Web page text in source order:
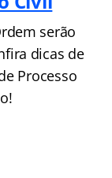
serão
dicas de
Processo